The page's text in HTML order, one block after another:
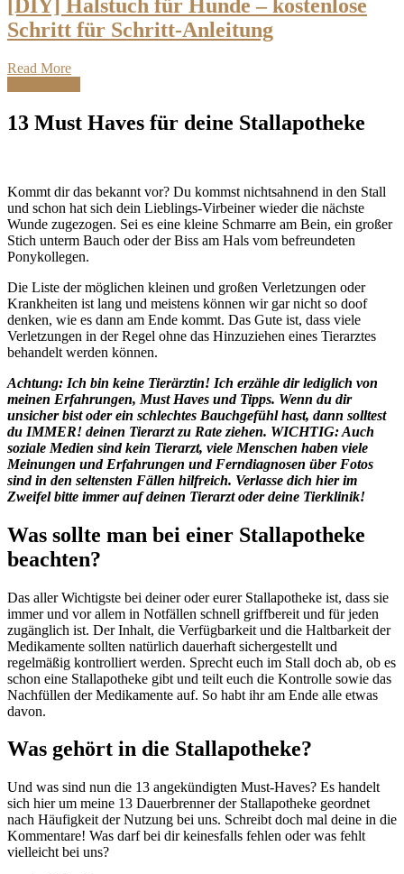
[DIY] Halstuch für Hunde – kostenlose
Schritt für Schritt-Anleitung
Read More
13 Must Haves für deine Stallapotheke
Kommt dir das bekannt vor? Du kommst nichtsahnend in den Stall
und schon hat sich dein Lieblings-Virbeiner wieder die nächste
Wunde zugezogen. Sei es eine kleine Schmarre am Bein, ein großer
Stich unterm Bauch oder der Biss am Hals vom befreundeten
Ponykollegen.
Die Liste der möglichen kleinen und großen Verletzungen oder
Krankheiten ist lang und meistens können wir gar nicht so doof
denken, wie es dann am Ende kommt. Das Gute ist, dass viele
Verletzungen in der Regel ohne das Hinzuziehen eines Tierarztes
behandelt werden können.
Achtung: Ich bin keine Tierärztin! Ich erzähle dir lediglich von
meinen Erfahrungen, Must Haves und Tipps. Wenn du dir
unsicher bist oder ein schlechtes Bauchgefühl hast, dann solltest
du IMMER! deinen Tierarzt zu Rate ziehen. WICHTIG: Auch
soziale Medien sind kein Tierarzt, viele Menschen haben viele
Meinungen und Erfahrungen und Ferndiagnosen über Fotos
sind in den seltensten Fällen hilfreich. Verlasse dich hier im
Zweifel bitte immer auf deinen Tierarzt oder deine Tierklinik!
Was sollte man bei einer Stallapotheke
beachten?
Das aller Wichtigste bei deiner oder eurer Stallapotheke ist, dass sie
immer und vor allem in Notfällen schnell griffbereit und für jeden
zugänglich ist. Der Inhalt, die Verfügbarkeit und die Haltbarkeit der
Medikamente sollten natürlich dauerhaft sichergestellt und
regelmäßig kontrolliert werden. Sprecht euch im Stall doch ab, ob es
schon eine Stallapotheke gibt und teilt euch die Kontrolle sowie das
Nachfüllen der Medikamente auf. So habt ihr am Ende alle etwas
davon.
Was gehört in die Stallapotheke?
Und was sind nun die 13 angekündigten Must-Haves? Es handelt
sich hier um meine 13 Dauerbrenner der Stallapotheke geordnet
nach Häufigkeit der Nutzung bei uns. Schreibt doch mal deine in die
Kommentare! Was darf bei dir keinesfalls fehlen oder was fehlt
vielleicht bei uns?